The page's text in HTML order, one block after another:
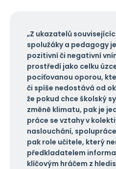
„Z ukazatelů
spolužáky a pedagogy
pozitivní či negativní
prostředí jako celku
pociťovanou oporou,
či spíše nedostává od
že pokud chce školský
změně klimatu, pak je
práce se vztahy v
naslouchání,
pak role učitele, který
předkladatelem
klíčovým hráčem z